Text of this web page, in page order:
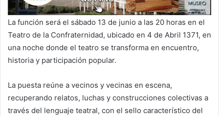
La función será el sábado 13 de junio a las 20 horas en el
Teatro de la Confraternidad, ubicado en 4 de Abril 1371, en
una noche donde el teatro se transforma en encuentro,
historia y participación popular.
La puesta reúne a vecinos y vecinas en escena,
recuperando relatos, luchas y construcciones colectivas a
través del lenguaje teatral, con el sello característico del